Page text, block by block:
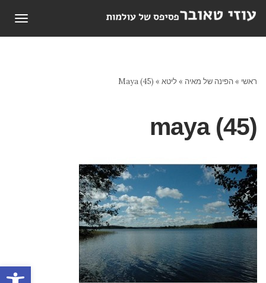
פתח
ראשי »הפינה של מאיה »ליטא »
Maya (45)
maya (45)